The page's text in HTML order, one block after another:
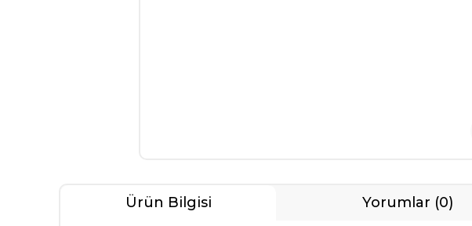
Ürün Bilgisi Yorumlar (0)